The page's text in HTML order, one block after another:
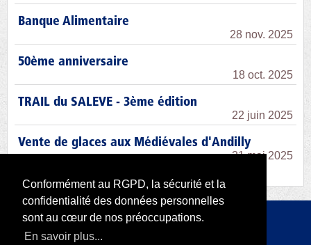
Conformément au RGPD, la sécurité et la
confidentialité des données personnelles
sont au cœur de nos préoccupations.
En savoir plus...
Banque Alimentaire
28 nov. 2025
50ème anniversaire
18 oct. 2025
TRAIL du SALEVE - 3ème édition
22 juin 2025
Vente de glaces aux Médiévales d'Andilly
31 mai 2025
Copyright 2026 par RODI Platform